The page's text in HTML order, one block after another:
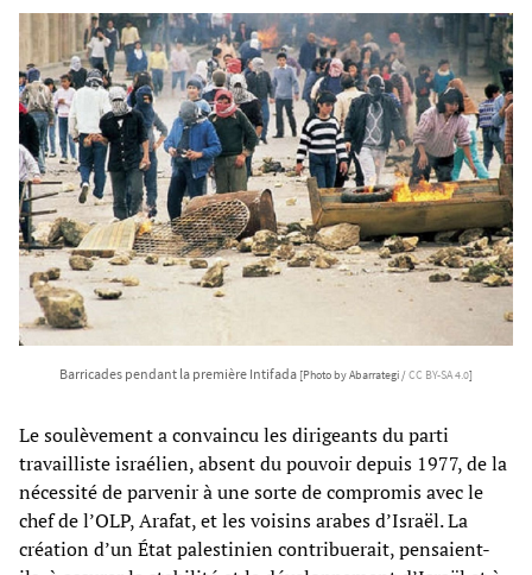
Barricades pendant la première Intifada [Photo by Abarrategi /CC BY-SA 4.0]
Le soulèvement a convaincu les dirigeants du parti
travailliste israélien, absent du pouvoir depuis 1977, de la
nécessité de parvenir à une sorte de compromis avec le
chef de l’OLP, Arafat, et les voisins arabes d’Israël. La
création d’un État palestinien contribuerait, pensaient-